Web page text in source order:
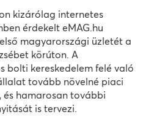
kizárólag internetes
érdekelt eMAG.hu
magyarországi üzletét a
körúton. A
bolti kereskedelem felé való
tovább növelné piaci
és hamarosan további
is tervezi.